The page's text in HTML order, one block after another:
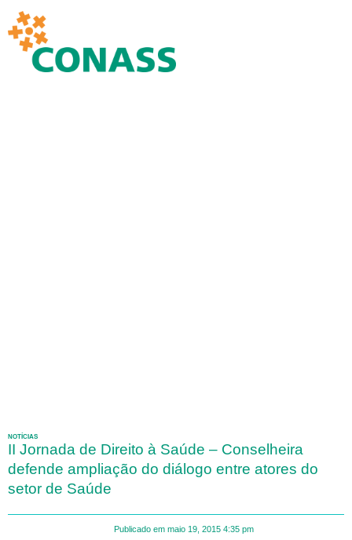
NOTÍCIAS
II Jornada de Direito à Saúde – Conselheira
defende ampliação do diálogo entre atores do
setor de Saúde
Publicado em maio 19, 2015 4:35 pm